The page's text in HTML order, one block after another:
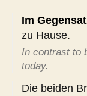
Im
zu Hause.
In contrast to
today.
Die beiden